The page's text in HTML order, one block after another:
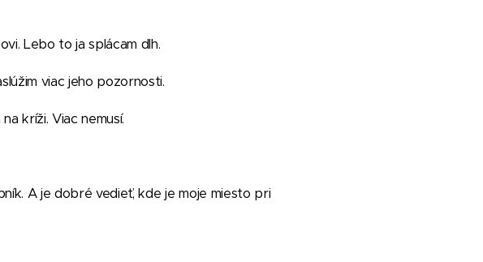
Lebo to ja splácam dlh.
viac jeho pozornosti.
kríži. Viac nemusí.
A je dobré vedieť, kde je moje miesto pri